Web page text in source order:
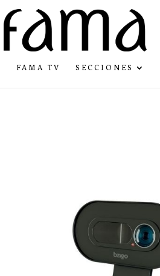
FAMA TV SECCIONES